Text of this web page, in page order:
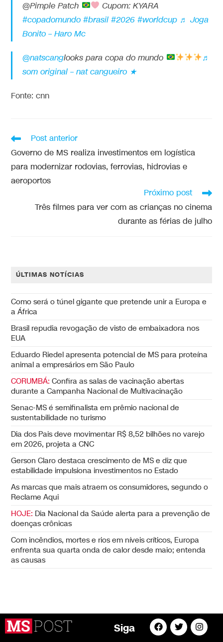
@Pimple Patch
Cupom: KYARA
#copadomundo #brasil #2026 #worldcup ♬ Joga
Bonito – Haro Mc
@natscanglooks para copa do mundo
♬
som original – nat cangueiro ★
Fonte: cnn
Post anterior
Governo de MS realiza investimentos em logística
para modernizar rodovias, ferrovias, hidrovias e
aeroportos
Próximo post
Três filmes para ver com as crianças no cinema
durante as férias de julho
ÚLTIMAS NOTÍCIAS
Como será o túnel gigante que pretende unir a Europa e
a África
Brasil repudia revogação de visto de embaixadora nos
EUA
Eduardo Riedel apresenta potencial de MS para proteína
animal a empresários em São Paulo
CORUMBÁ: Confira as salas de vacinação abertas
durante a Campanha Nacional de Multivacinação
Senac-MS é semifinalista em prêmio nacional de
sustentabilidade no turismo
Dia dos Pais deve movimentar R$ 8,52 bilhões no varejo
em 2026, projeta a CNC
Gerson Claro destaca crescimento de MS e diz que
estabilidade impulsiona investimentos no Estado
As marcas que mais atraem os consumidores, segundo o
Reclame Aqui
HOJE: Dia Nacional da Saúde alerta para a prevenção de
doenças crônicas
Com incêndios, mortes e rios em níveis críticos, Europa
enfrenta sua quarta onda de calor desde maio; entenda
as causas
Siga